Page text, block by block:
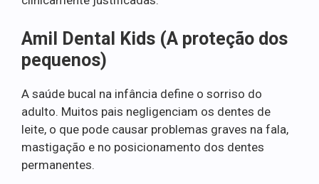
Amil Dental Kids (A proteção dos
pequenos)
A saúde bucal na infância define o sorriso do
adulto. Muitos pais negligenciam os dentes de
leite, o que pode causar problemas graves na fala,
mastigação e no posicionamento dos dentes
permanentes.